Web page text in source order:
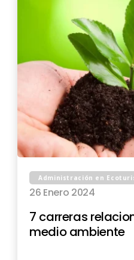
Administración en
26 Enero 2024
7 carreras
medio ambiente